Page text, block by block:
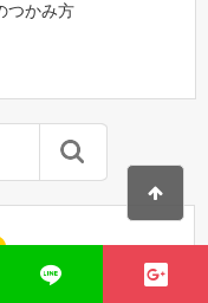
つかみ方